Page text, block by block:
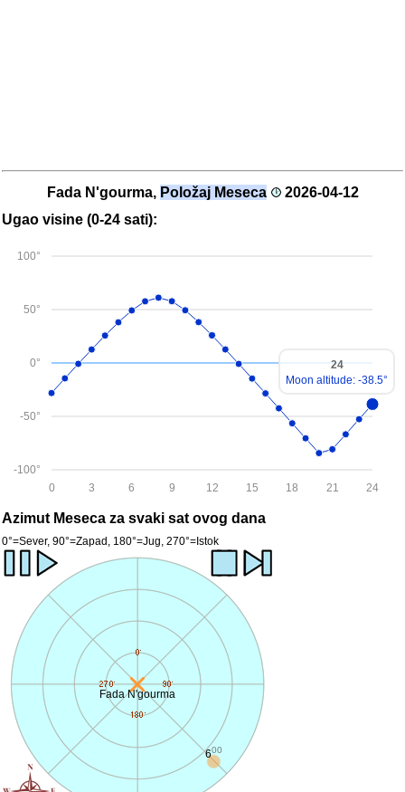
Fada N'gourma, Položaj Meseca
2026-04-12
Ugao visine (0-24 sati):
-100°
-50°
0°
50°
100°
24
21
18
15
12
9
6
3
0
24
Moon altitude: -38.5°
Azimut Meseca za svaki sat ovog dana
0°=Sever, 90°=Zapad, 180°=Jug, 270°=Istok
Fada N'gourma
600